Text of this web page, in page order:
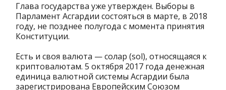
Глава государства уже утвержден. Выборы в
Парламент Асгардии состояться в марте, в 2018
году, не позднее полугода с момента принятия
Конституции.
Есть и своя валюта — солар (sol), относящаяся к
криптовалютам. 5 октября 2017 года денежная
единица валютной системы Асгардии была
зарегистрирована Европейским Союзом